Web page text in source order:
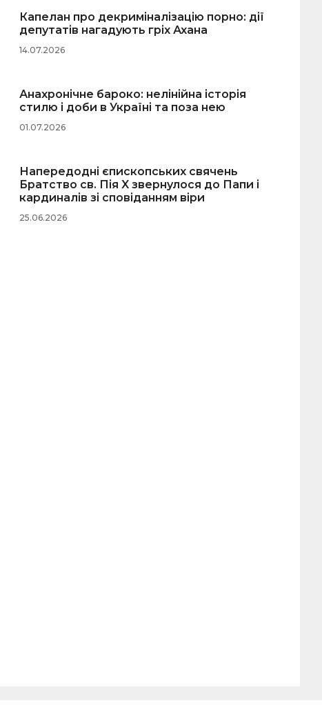
Капелан про декриміналізацію порно: дії
депутатів нагадують гріх Ахана
14.07.2026
Анахронічне бароко: нелінійна історія
стилю і доби в Україні та поза нею
01.07.2026
Напередодні єпископських свячень
Братство св. Пія X звернулося до Папи і
кардиналів зі сповіданням віри
25.06.2026